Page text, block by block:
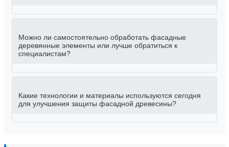
Можно ли самостоятельно обработать фасадные
деревянные элементы или лучше обратиться к
специалистам?
Какие технологии и материалы используются сегодня
для улучшения защиты фасадной древесины?